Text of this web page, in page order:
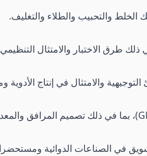
والتحبيب والطلاء والتغليف.
طرق الاختبار والامتثال
والامتثال في إنتاج
في الصناعات الدوائية